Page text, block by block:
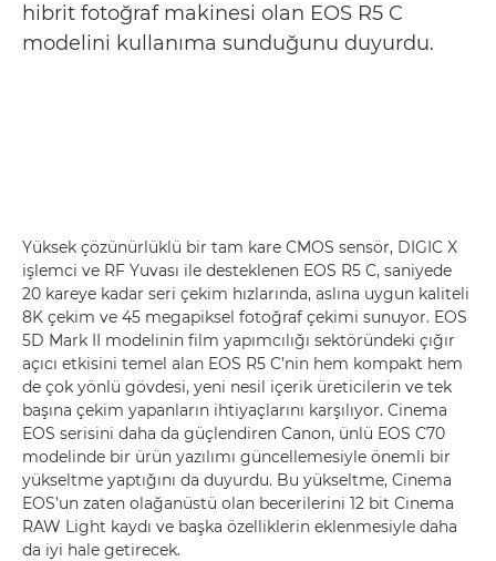
hibrit fotoğraf makinesi olan EOS R5 C
modelini kullanıma sunduğunu duyurdu.
Yüksek çözünürlüklü bir tam kare CMOS sensör, DIGIC X
işlemci ve RF Yuvası ile desteklenen EOS R5 C, saniyede
20 kareye kadar seri çekim hızlarında, aslına uygun kaliteli
8K çekim ve 45 megapiksel fotoğraf çekimi sunuyor. EOS
5D Mark II modelinin film yapımcılığı sektöründeki çığır
açıcı etkisini temel alan EOS R5 C’nin hem kompakt hem
de çok yönlü gövdesi, yeni nesil içerik üreticilerin ve tek
başına çekim yapanların ihtiyaçlarını karşılıyor. Cinema
EOS serisini daha da güçlendiren Canon, ünlü EOS C70
modelinde bir ürün yazılımı güncellemesiyle önemli bir
yükseltme yaptığını da duyurdu. Bu yükseltme, Cinema
EOS’un zaten olağanüstü olan becerilerini 12 bit Cinema
RAW Light kaydı ve başka özelliklerin eklenmesiyle daha
da iyi hale getirecek.